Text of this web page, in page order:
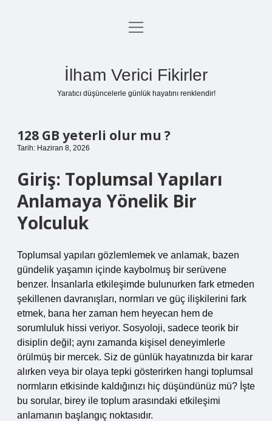
Anasayfa
menüyü
İlham Verici Fikirler
Yaratıcı düşüncelerle günlük hayatını renklendir!
128 GB yeterli olur mu ?
Tarih: Haziran 8, 2026
Giriş: Toplumsal Yapıları
Anlamaya Yönelik Bir
Yolculuk
Toplumsal yapıları gözlemlemek ve anlamak, bazen
gündelik yaşamın içinde kaybolmuş bir serüvene
benzer. İnsanlarla etkileşimde bulunurken fark etmeden
şekillenen davranışları, normları ve güç ilişkilerini fark
etmek, bana her zaman hem heyecan hem de
sorumluluk hissi veriyor. Sosyoloji, sadece teorik bir
disiplin değil; aynı zamanda kişisel deneyimlerle
örülmüş bir mercek. Siz de günlük hayatınızda bir karar
alırken veya bir olaya tepki gösterirken hangi toplumsal
normların etkisinde kaldığınızı hiç düşündünüz mü? İşte
bu sorular, birey ile toplum arasındaki etkileşimi
anlamanın başlangıç noktasıdır.